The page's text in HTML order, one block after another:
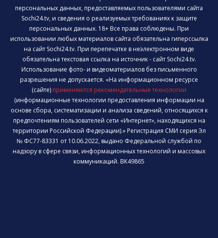
персональных данных, предоставляемых пользователями сайта
Sochi24.tv, и сведения о реализуемых требованиях к защите
персональных данных. 18+ Все права соблюдены. При
использовании любых материалов сайта обязательна гиперссылка
на сайт Sochi24.tv. При перепечатке в неэлектронном виде
обязательна текстовая ссылка на источник - сайт Sochi24.tv.
Использование фото- и видеоматериалов без письменного
разрешения не допускается. «На информационном ресурсе
(сайте) применяются рекомендательные технологии
(информационные технологии предоставления информации на
основе сбора, систематизации и анализа сведений, относящихся к
предпочтениям пользователей сети «Интернет», находящихся на
территории Российской Федерации).» Регистрация СМИ серия Эл
№ ФС77-83331 от 10.06.2022, выдано Федеральной службой по
надзору в сфере связи, информационных технологий и массовых
коммуникаций. ВК49865